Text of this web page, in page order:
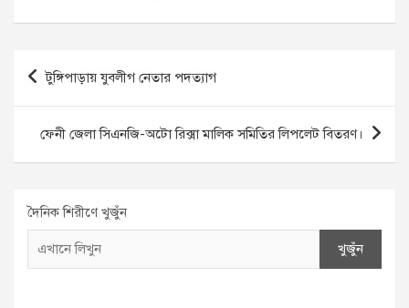
Post
navigation
টুঙ্গিপাড়ায় যুবলীগ নেতার পদত্যাগ
ফেনী জেলা সিএনজি-অটো রিক্সা মালিক সমিতির লিপলেট বিতরণ।
দৈনিক শিরীণে খুজুঁন
খুজুঁন